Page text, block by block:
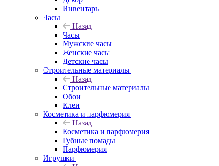
Инвентарь
Часы
Назад
Часы
Мужские часы
Женские часы
Детские часы
Строительные материалы
Назад
Строительные материалы
Обои
Клеи
Косметика и парфюмерия
Назад
Косметика и парфюмерия
Губные помады
Парфюмерия
Игрушки